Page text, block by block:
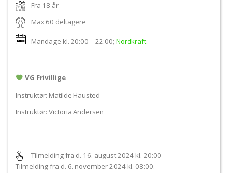
Fra 18 år
Max 60 deltagere
Mandage kl. 20:00 – 22:00; Nordkraft
VG Frivillige
Instruktør: Matilde Hausted
Instruktør: Victoria Andersen
Tilmelding fra d. 16. august 2024 kl. 20:00
Tilmelding fra d. 6. november 2024 kl. 08:00.